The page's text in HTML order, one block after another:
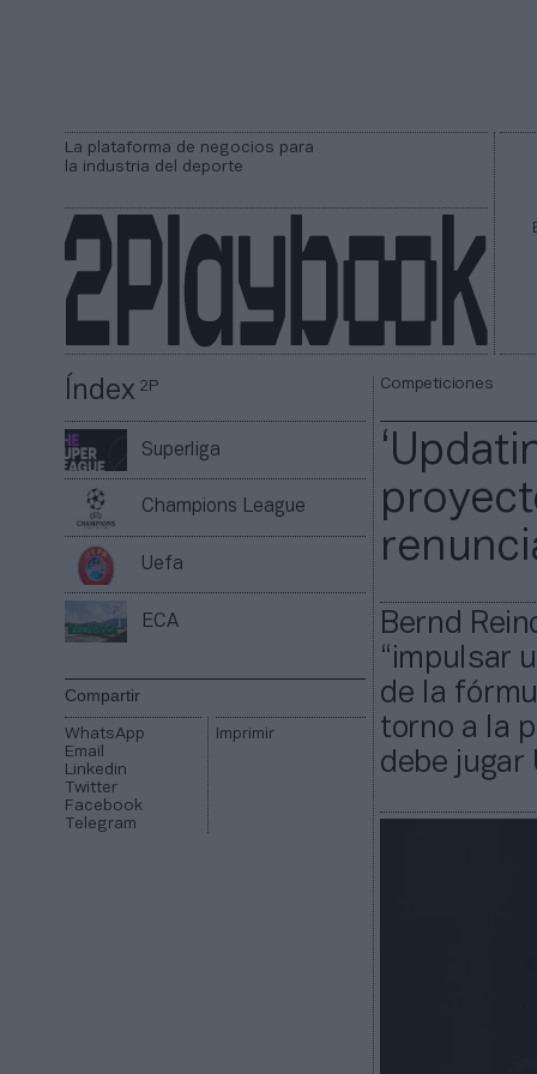
La plataforma de negocios para
la industria del deporte
Índex2P
Superliga
Champions League
Uefa
ECA
Compartir
WhatsApp
Email
Linkedin
Twitter
Facebook
Telegram
Imprimir
Competiciones
Bernd
“impulsar
de la
torno a la
debe jugar